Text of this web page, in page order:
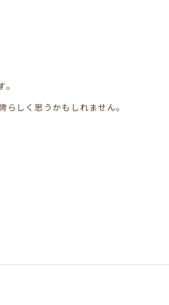
しく思うかもしれません。